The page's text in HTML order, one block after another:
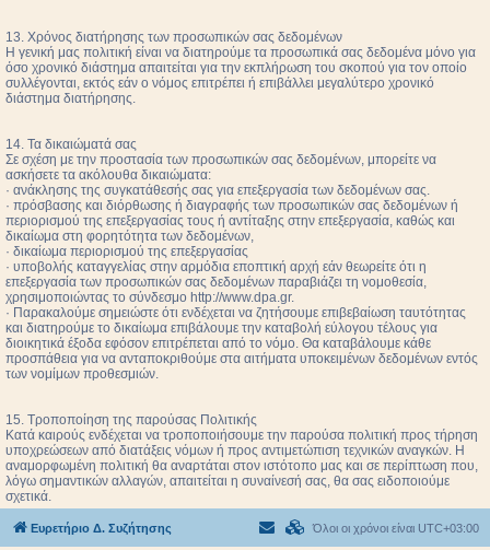
13. Χρόνος διατήρησης των προσωπικών σας δεδομένων
Η γενική μας πολιτική είναι να διατηρούμε τα προσωπικά σας δεδομένα μόνο για
όσο χρονικό διάστημα απαιτείται για την εκπλήρωση του σκοπού για τον οποίο
συλλέγονται, εκτός εάν ο νόμος επιτρέπει ή επιβάλλει μεγαλύτερο χρονικό
διάστημα διατήρησης.
14. Τα δικαιώματά σας
Σε σχέση με την προστασία των προσωπικών σας δεδομένων, μπορείτε να
ασκήσετε τα ακόλουθα δικαιώματα:
· ανάκλησης της συγκατάθεσής σας για επεξεργασία των δεδομένων σας.
· πρόσβασης και διόρθωσης ή διαγραφής των προσωπικών σας δεδομένων ή
περιορισμού της επεξεργασίας τους ή αντίταξης στην επεξεργασία, καθώς και
δικαίωμα στη φορητότητα των δεδομένων,
· δικαίωμα περιορισμού της επεξεργασίας
· υποβολής καταγγελίας στην αρμόδια εποπτική αρχή εάν θεωρείτε ότι η
επεξεργασία των προσωπικών σας δεδομένων παραβιάζει τη νομοθεσία,
χρησιμοποιώντας το σύνδεσμο http://www.dpa.gr.
· Παρακαλούμε σημειώστε ότι ενδέχεται να ζητήσουμε επιβεβαίωση ταυτότητας
και διατηρούμε το δικαίωμα επιβάλουμε την καταβολή εύλογου τέλους για
διοικητικά έξοδα εφόσον επιτρέπεται από το νόμο. Θα καταβάλουμε κάθε
προσπάθεια για να ανταποκριθούμε στα αιτήματα υποκειμένων δεδομένων εντός
των νομίμων προθεσμιών.
15. Τροποποίηση της παρούσας Πολιτικής
Κατά καιρούς ενδέχεται να τροποποιήσουμε την παρούσα πολιτική προς τήρηση
υποχρεώσεων από διατάξεις νόμων ή προς αντιμετώπιση τεχνικών αναγκών. Η
αναμορφωμένη πολιτική θα αναρτάται στον ιστότοπο μας και σε περίπτωση που,
λόγω σημαντικών αλλαγών, απαιτείται η συναίνεσή σας, θα σας ειδοποιούμε
σχετικά.
Ευρετήριο Δ. Συζήτησης Όλοι οι χρόνοι είναι UTC+03:00